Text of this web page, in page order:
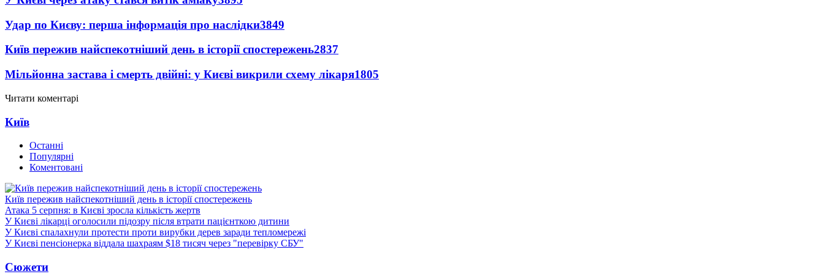
Удар по Києву: перша інформація про наслідки3849
Київ пережив найспекотніший день в історії спостережень2837
Мільйонна застава і смерть двійні: у Києві викрили схему лікаря1805
Читати коментарі
Київ
Останні
Популярні
Коментовані
Київ пережив найспекотніший день в історії спостережень
Атака 5 серпня: в Києві зросла кількість жертв
У Києві лікарці оголосили підозру після втрати пацієнткою дитини
У Києві спалахнули протести проти вирубки дерев заради тепломережі
У Києві пенсіонерка віддала шахраям $18 тисяч через "перевірку СБУ"
Сюжети